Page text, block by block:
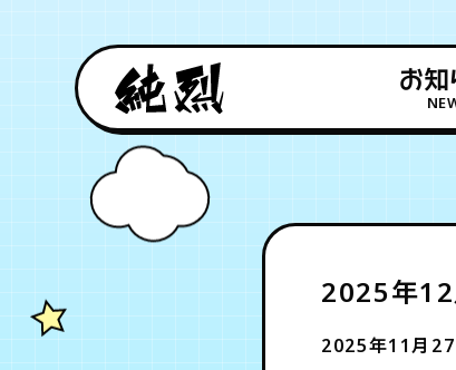
お知
2025年12
2025年11月